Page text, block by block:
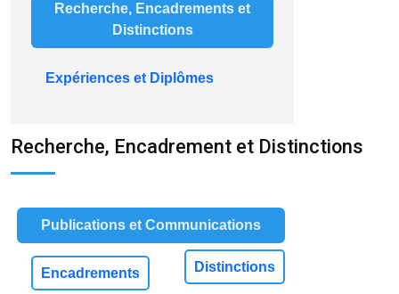
Recherche, Encadrements et
Distinctions
Expériences et Diplômes
Recherche, Encadrement et Distinctions
Publications et Communications
Encadrements Distinctions